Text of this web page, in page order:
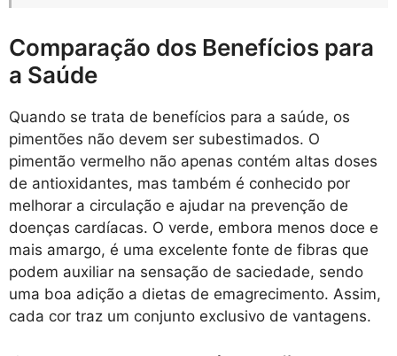
Comparação dos Benefícios para
a Saúde
Quando se trata de benefícios para a saúde, os
pimentões não devem ser subestimados. O
pimentão vermelho não apenas contém altas doses
de antioxidantes, mas também é conhecido por
melhorar a circulação e ajudar na prevenção de
doenças cardíacas. O verde, embora menos doce e
mais amargo, é uma excelente fonte de fibras que
podem auxiliar na sensação de saciedade, sendo
uma boa adição a dietas de emagrecimento. Assim,
cada cor traz um conjunto exclusivo de vantagens.